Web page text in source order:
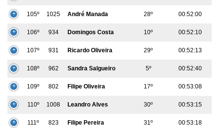
105º 1025 André Manada 28º 00:52:00
106º 934 Domingos Costa 10º 00:52:10
107º 931 Ricardo Oliveira 29º 00:52:13
108º 962 Sandra Salgueiro 5º 00:52:40
109º 802 Filipe Oliveira 17º 00:53:08
110º 1008 Leandro Alves 30º 00:53:15
111º 823 Filipe Pereira 31º 00:53:18